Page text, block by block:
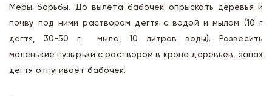
Меры борьбы. До вылета бабочек опрыскать деревья и
почву под ними раствором дегтя с водой и мылом (10 г
дегтя, 30-50 г мыла, 10 литров воды). Развесить
маленькие пузырьки с раствором в кроне деревьев, запах
дегтя отпугивает бабочек.